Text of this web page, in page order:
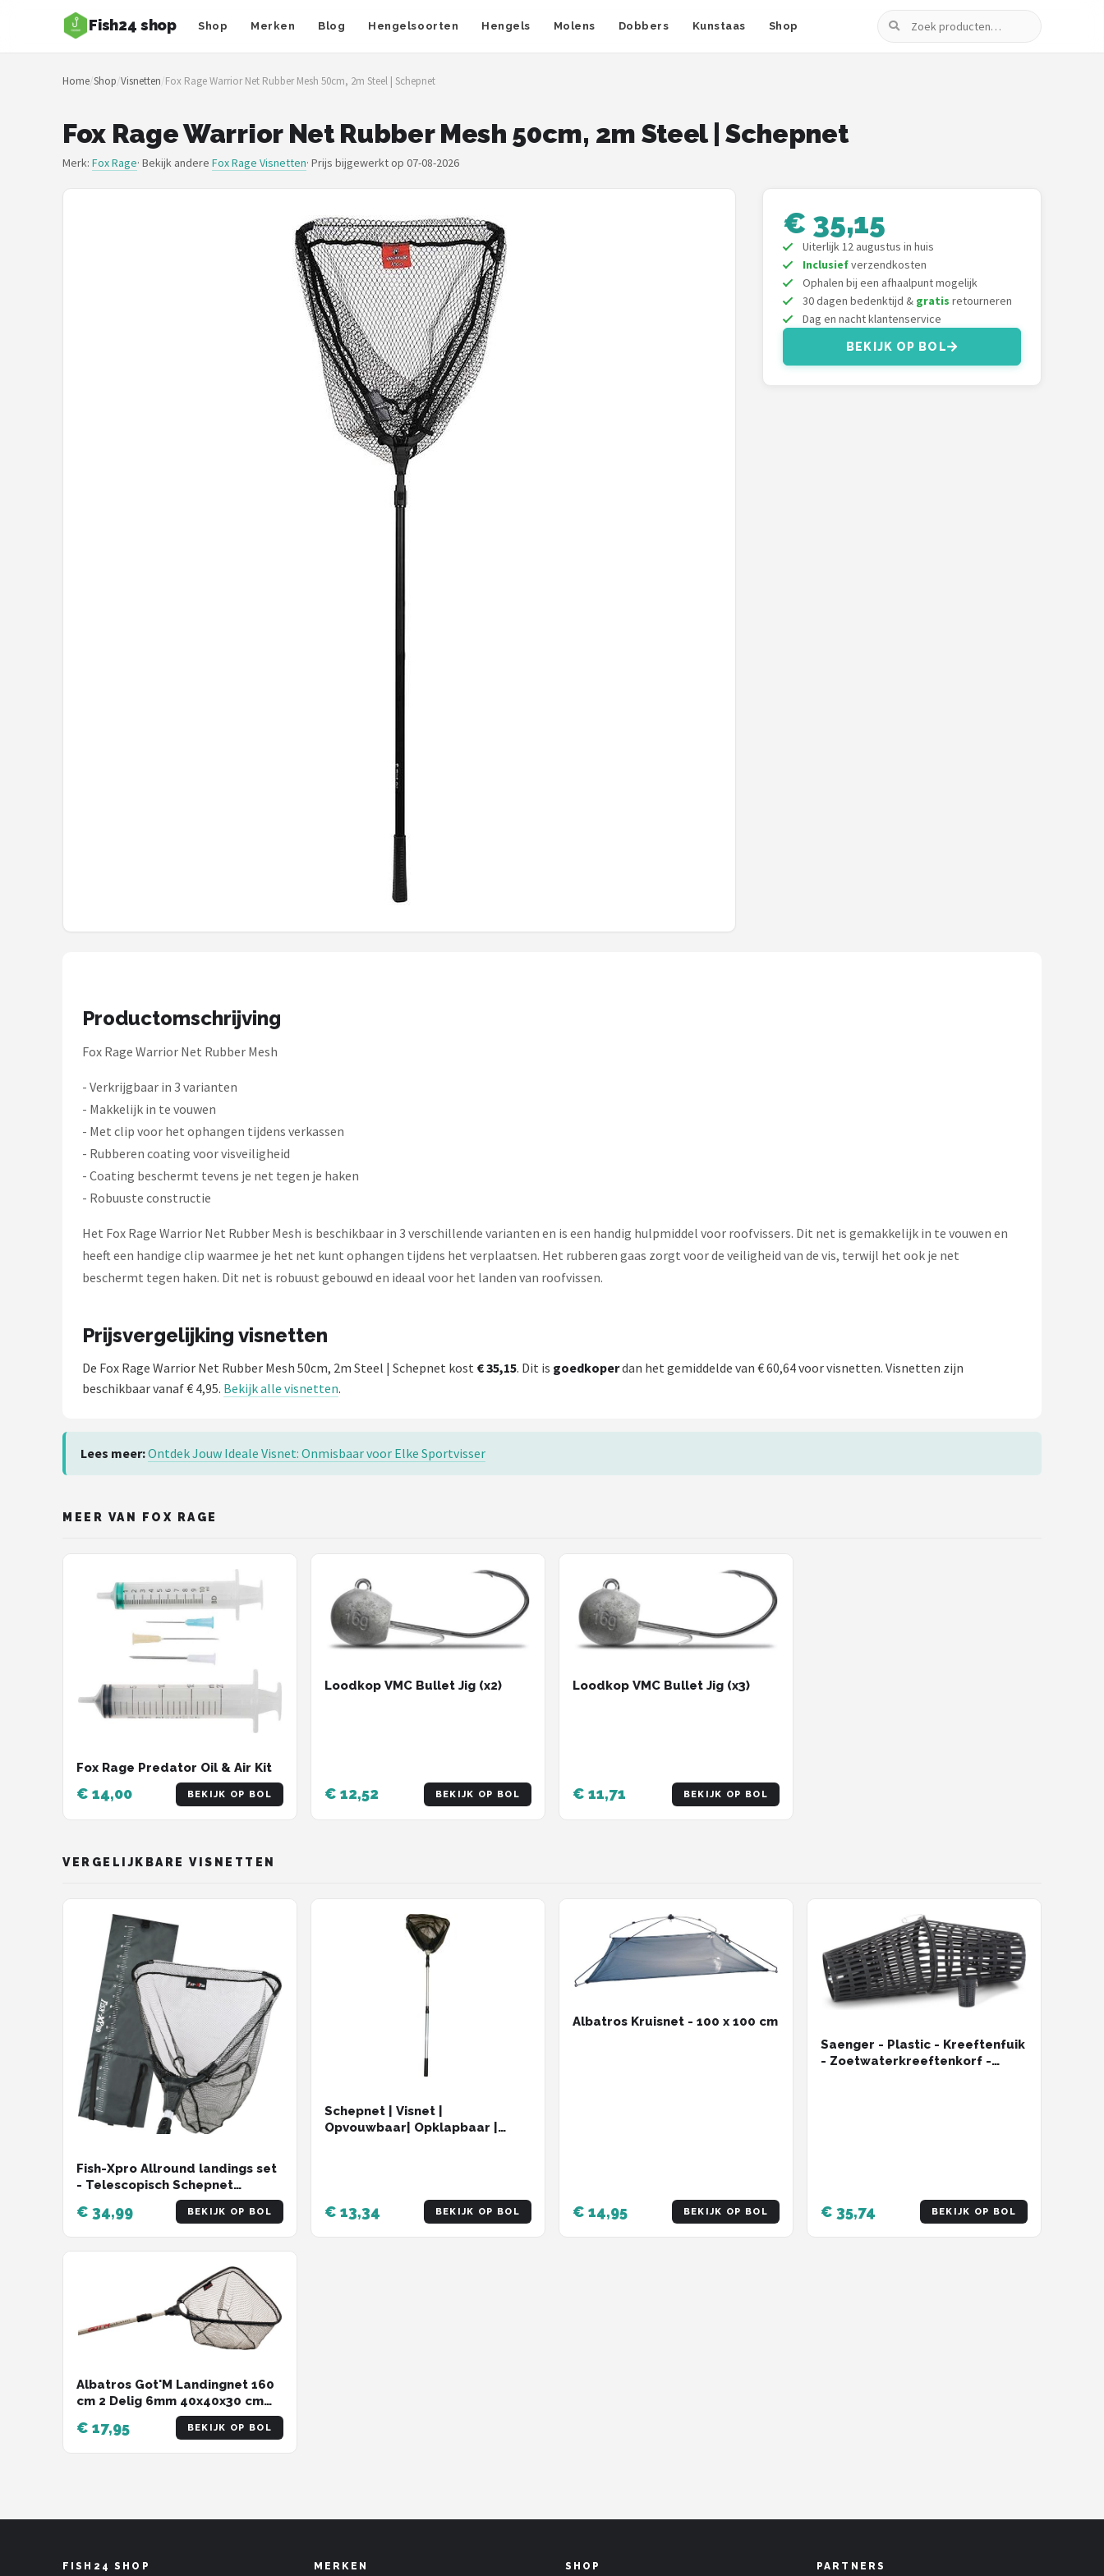
Fish24 shop Shop Merken Blog Hengelsoorten Hengels Molens Dobbers Kunstaas Shop
Zoeken
Zoeken
NAVIGATIE
Merken
Home/Shop/Visnetten/Fox Rage Warrior Net Rubber Mesh 50cm, 2m Steel | Schepnet
Fox Rage Warrior Net Rubber Mesh 50cm, 2m Steel | Schepnet
Merk: Fox Rage· Bekijk andere Fox Rage Visnetten· Prijs bijgewerkt op 07-08-2026
€ 35,15
Uiterlijk 12 augustus in huis
Inclusiefverzendkosten
Ophalen bij een afhaalpunt mogelijk
30 dagen bedenktijd & gratis retourneren
Dag en nacht klantenservice
BEKIJK OP BOL
Productomschrijving
Fox Rage Warrior Net Rubber Mesh
- Verkrijgbaar in 3 varianten
- Makkelijk in te vouwen
- Met clip voor het ophangen tijdens verkassen
- Rubberen coating voor visveiligheid
- Coating beschermt tevens je net tegen je haken
- Robuuste constructie
Het Fox Rage Warrior Net Rubber Mesh is beschikbaar in 3 verschillende varianten en is een handig hulpmiddel voor roofvissers. Dit net is gemakkelijk in te vouwen en
heeft een handige clip waarmee je het net kunt ophangen tijdens het verplaatsen. Het rubberen gaas zorgt voor de veiligheid van de vis, terwijl het ook je net
beschermt tegen haken. Dit net is robuust gebouwd en ideaal voor het landen van roofvissen.
Prijsvergelijking visnetten
De Fox Rage Warrior Net Rubber Mesh 50cm, 2m Steel | Schepnet kost € 35,15. Dit is goedkoperdan het gemiddelde van € 60,64 voor visnetten. Visnetten zijn
beschikbaar vanaf € 4,95. Bekijk alle visnetten.
Lees meer:Ontdek Jouw Ideale Visnet: Onmisbaar voor Elke Sportvisser
MEER VAN FOX RAGE
Fox Rage Predator Oil & Air Kit
€ 14,00 BEKIJK OP BOL
Loodkop VMC Bullet Jig (x2)
€ 12,52 BEKIJK OP BOL
Loodkop VMC Bullet Jig (x3)
€ 11,71 BEKIJK OP BOL
VERGELIJKBARE VISNETTEN
Fish-Xpro Allround landings set
- Telescopisch Schepnet
50x50cm - Onthaakmat
100x30cm
€ 34,99 BEKIJK OP BOL
Schepnet | Visnet |
Opvouwbaar| Opklapbaar |
€ 13,34 BEKIJK OP BOL
Albatros Kruisnet - 100 x 100 cm
€ 14,95 BEKIJK OP BOL
Saenger - Plastic - Kreeftenfuik
- Zoetwaterkreeftenkorf -
€ 35,74 BEKIJK OP BOL
Albatros Got'M Landingnet 160
cm 2 Delig 6mm 40x40x30 cm
€ 17,95 BEKIJK OP BOL
FISH24 SHOP MERKEN SHOP PARTNERS